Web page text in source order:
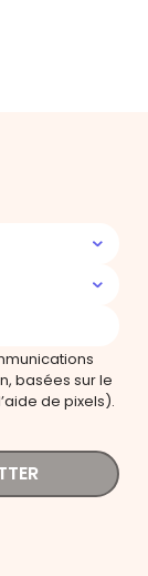
basées sur le
de pixels).